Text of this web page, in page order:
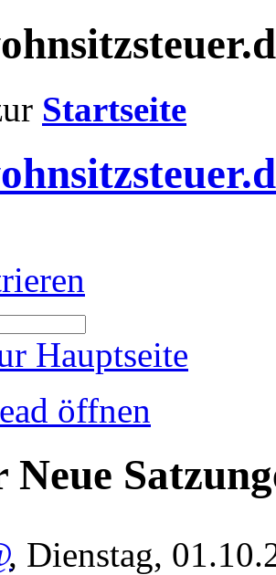
Startseite
Hauptseite
öffnen
Neue
, Dienstag,